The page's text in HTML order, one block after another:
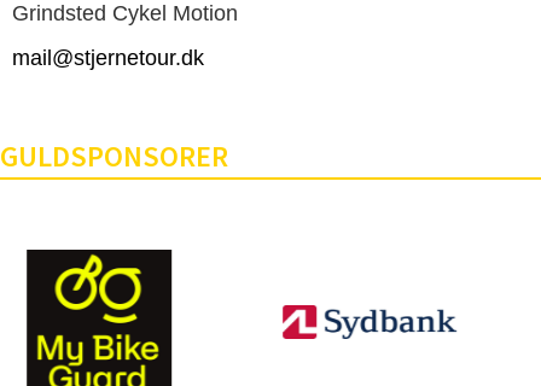
Grindsted Cykel Motion
mail@stjernetour.dk
GULDSPONSORER